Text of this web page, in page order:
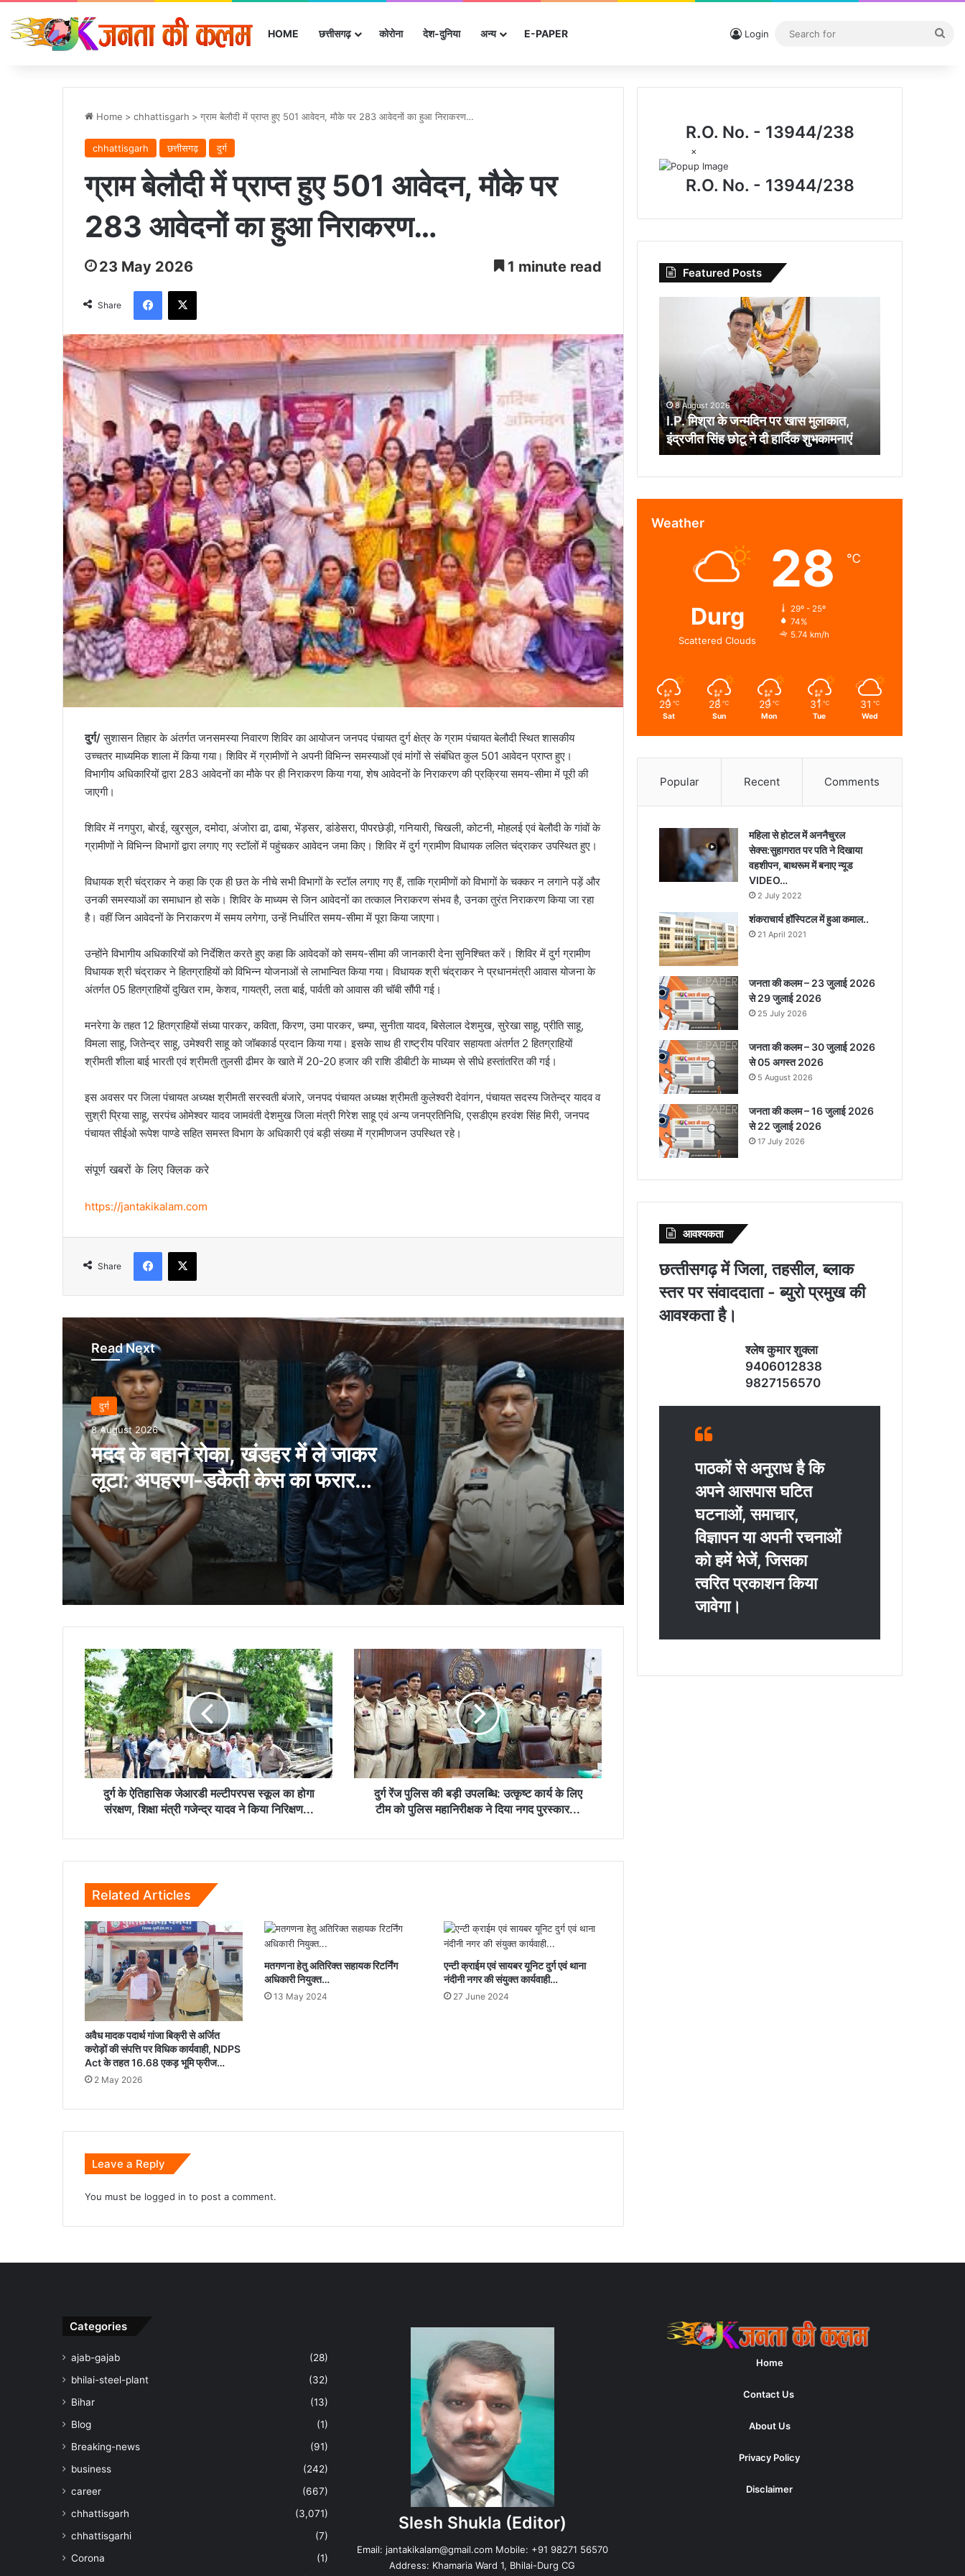
HOME छत्तीसगढ़ कोरोना देश-दुनिया अन्‍य E-PAPER Login
Home > chhattisgarh > ग्राम बेलौदी में प्राप्त हुए 501 आवेदन, मौके पर 283 आवेदनों का हुआ निराकरण…
chhattisgarh छत्तीसगढ़ दुर्ग
ग्राम बेलौदी में प्राप्त हुए 501 आवेदन, मौके पर
283 आवेदनों का हुआ निराकरण…
23 May 2026 1 minute read
Share
Facebook
X
दुर्ग/सुशासन तिहार के अंतर्गत जनसमस्या निवारण शिविर का आयोजन जनपद पंचायत दुर्ग क्षेत्र के ग्राम पंचायत बेलौदी स्थित शासकीय
उच्चतर माध्यमिक शाला में किया गया। शिविर में ग्रामीणों ने अपनी विभिन्न समस्याओं एवं मांगों से संबंधित कुल 501 आवेदन प्राप्त हुए।
विभागीय अधिकारियों द्वारा 283 आवेदनों का मौके पर ही निराकरण किया गया, शेष आवेदनों के निराकरण की प्रक्रिया समय-सीमा में पूरी की
जाएगी।
शिविर में नगपुरा, बोरई, खुरसुल, दमोदा, अंजोरा ढा, ढाबा, भेंड़सर, डांडेसरा, पीपरछेड़ी, गनियारी, चिखली, कोटनी, मोहलई एवं बेलौदी के गांवों के
ग्रामीणों ने विभिन्न विभागों द्वारा लगाए गए स्टॉलों में पहुंचकर आवेदन जमा किए। शिविर में दुर्ग ग्रामीण विधायक ललित चंद्राकर उपस्थित हुए।
विधायक श्री चंद्राकर ने कहा कि एक ही छत के नीचे सभी विभागों के स्टॉल लगाए गए हैं, ताकि ग्रामीणों को विभागों के चक्कर न लगाने पड़ें और
उनकी समस्याओं का समाधान हो सके। शिविर के माध्यम से जिन आवेदनों का तत्काल निराकरण संभव है, उनका तुरंत निराकरण किया जा रहा
है। वहीं जिन आवेदनों के निराकरण में समय लगेगा, उन्हें निर्धारित समय-सीमा में पूरा किया जाएगा।
उन्होंने विभागीय अधिकारियों को निर्देशित करते हुए कहा कि आवेदकों को समय-सीमा की जानकारी देना सुनिश्चित करें। शिविर में दुर्ग ग्रामीण
विधायक श्री चंद्राकर ने हितग्राहियों को विभिन्न योजनाओं से लाभान्वित किया गया। विधायक श्री चंद्राकर ने प्रधानमंत्री आवास योजना के
अंतर्गत 05 हितग्राहियों दुखित राम, केशव, गायत्री, लता बाई, पार्वती को आवास की चॉबी सौंपी गई।
मनरेगा के तहत 12 हितग्राहियों संध्या पारकर, कविता, किरण, उमा पारकर, चम्पा, सुनीता यादव, बिसेलाल देशमुख, सुरेखा साहू, प्रीति साहू,
विमला साहू, जितेन्द्र साहू, उमेश्वरी साहू को जॉबकार्ड प्रदान किया गया। इसके साथ ही राष्ट्रीय परिवार सहायता अंतर्गत 2 हितग्राहियों
श्रीमती शीला बाई भारती एवं श्रीमती तुलसी ढीमर के खाते में 20-20 हजार की राशि डीबीटी के माध्यम से सीधे हस्तांतरित की गई।
इस अवसर पर जिला पंचायत अध्यक्ष श्रीमती सरस्वती बंजारे, जनपद पंचायत अध्यक्ष श्रीमती कुलेश्वरी देवांगन, पंचायत सदस्य जितेन्द्र यादव व
सुश्री प्रिया साहू, सरपंच ओमेश्वर यादव जामवंती देशमुख जिला मंत्री गिरेश साहू एवं अन्य जनप्रतिनिधि, एसडीएम हरवंश सिंह मिरी, जनपद
पंचायत सीईओ रूपेश पाण्डे सहित समस्त विभाग के अधिकारी एवं बड़ी संख्या में ग्रामीणजन उपस्थित रहे।
संपूर्ण खबरों के लिए क्लिक करे
https://jantakikalam.com
Share
Facebook
X
Read Next
दुर्ग
8 August 2026
मदद के बहाने रोका, खंडहर में ले जाकर
लूटा: अपहरण-डकैती केस का फरार
आरोपी गिरफ्तार..
उनके सपनों को नई उड़ान देंगी”- विधायक ललित
आवागमन कराया गया सुरक्षित
ऑपरेशन सिपाही रक्षा सूत्र–2026’ के तहत बीएसपी
विद्यालयों के विद्यार्थियों द्वारा निर्मित 2500 राखियाँ
सैनिकों के लिए संग्रहण समूह को ससम्मान समर्पित
दुर्ग में उमड़ा जनसैलाब, समर्थकों ने दी बधाई, पूर्व
गृहमंत्री ताम्रध्वज साहू के जन्मदिन पर हजारों
समर्थक पहुंचे
छत्तीसगढ़ में नई तकनीक व कौशल विकास का नया
अध्याय, 500 करोड़ रुपये से बदलेगी राज्य की
डिजिटल तस्वीर : भाजपा
छावनी जोन के तकनीकी कर्मचारियों के लिए ‘‘विद्युत
सुरक्षा कार्यशाला’’ का आयोजन…
दीक्षारंभ में शिक्षा मंत्री गजेन्द्र यादव ने नवप्रवेशी
“आज का युवा नौकरी माँगने वाला नहीं, नौकरी देने
वाला बने”- विधायक ललित चंद्राकर
अयोध्या में राम मंदिर भूमि पूजन की स्मृति में रिसाली
के राधेश्वरी मंदिर में धार्मिक कार्यक्रम संपन्न…
दुर्ग
के
ऐतिहासिक
जेआरडी
मल्टीपरपस
स्कूल
का
होगा
संरक्षण,
यादव
निरिक्षण...
दुर्ग के ऐतिहासिक जेआरडी मल्टीपरपस स्कूल का होगा
संरक्षण, शिक्षा मंत्री गजेन्द्र यादव ने किया निरिक्षण...
दुर्ग
रेंज
पुलिस
की
बड़ी
उपलब्धि:
उत्कृष्ट
कार्य
के
पुलिस
दुर्ग रेंज पुलिस की बड़ी उपलब्धि: उत्कृष्ट कार्य के लिए
टीम को पुलिस महानिरीक्षक ने दिया नगद पुरस्कार...
Related Articles
अवैध मादक पदार्थ गांजा बिक्री से अर्जित
करोड़ों की संपत्ति पर विधिक कार्यवाही, NDPS
Act के तहत 16.68 एकड़ भूमि फ्रीज…
2 May 2026
मतगणना हेतु अतिरिक्त सहायक रिटर्निंग
अधिकारी नियुक्त…
13 May 2024
एन्टी क्राईम एवं सायबर यूनिट दुर्ग एवं थाना
नंदीनी नगर की संयुक्त कार्यवाही…
27 June 2024
Leave a Reply
You must be logged in to post a comment.
R.O. No. - 13944/238
×
R.O. No. - 13944/238
Featured Posts
खास
मुलाकात,
इंद्रजीत
सिंह
छोटू
ने
शुभकामनाएं
8 August 2026
I.P. मिश्रा के जन्मदिन पर खास मुलाकात,
इंद्रजीत सिंह छोटू ने दी हार्दिक शुभकामनाएं
Weather
Durg
Scattered Clouds
28 ℃
29º - 25º
74%
5.74 km/h
29 ℃
Sat
28 ℃
Sun
29 ℃
Mon
31 ℃
Tue
31 ℃
Wed
Popular Recent Comments
महिला से होटल में अननैचुरल
सेक्स:सुहागरात पर पति ने दिखाया
वहशीपन, बाथरूम में बनाए न्यूड
VIDEO…
2 July 2022
शंकराचार्य हॉस्पिटल में हुआ कमाल..
21 April 2021
जनता की कलम – 23 जुलाई 2026
से 29 जुलाई 2026
25 July 2026
जनता की कलम – 30 जुलाई 2026
से 05 अगस्त 2026
5 August 2026
जनता की कलम – 16 जुलाई 2026
से 22 जुलाई 2026
17 July 2026
आवश्‍यकता
छत्‍तीसगढ़ में जिला, तहसील, ब्‍लाक
स्‍तर पर संवाददाता - ब्‍युरो प्रमुख की
आवश्‍कता है।
श्‍लेष कुमार शुक्‍ला
9406012838
9827156570
पाठकों से अनुराध है कि
अपने आसपास घटित
घटनाओं, समाचार,
विज्ञापन या अपनी रचनाओं
को हमें भेजें, जिसका
त्‍वरित प्रकाशन किया
जावेगा।
Categories
ajab-gajab
(28)
bhilai-steel-plant
(32)
Bihar
(13)
Blog
(1)
Breaking-news
(91)
business
(242)
career
(667)
chhattisgarh
(3,071)
chhattisgarhi
(7)
Corona
(1)
Slesh Shukla (Editor)
Email: jantakikalam@gmail.comMobile: +91 98271 56570
Address: Khamaria Ward 1, Bhilai-Durg CG
Home
Contact Us
About Us
Privacy Policy
Disclaimer